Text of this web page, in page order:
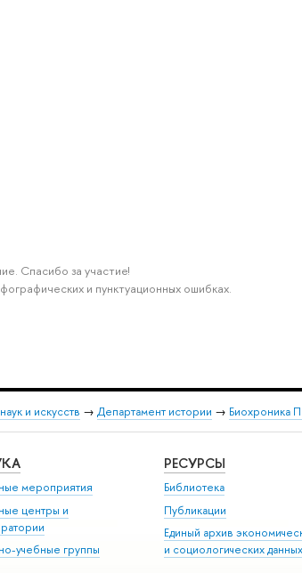
Спасибо за участие!
и пунктуационных ошибках.
и искусств → Департамент истории → Биохроника
мероприятия
центры и
учебные группы
РЕСУРСЫ
Библиотека
Публикации
Единый архив
и социологических данных